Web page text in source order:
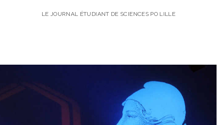
LE JOURNAL ÉTUDIANT DE SCIENCES PO LILLE